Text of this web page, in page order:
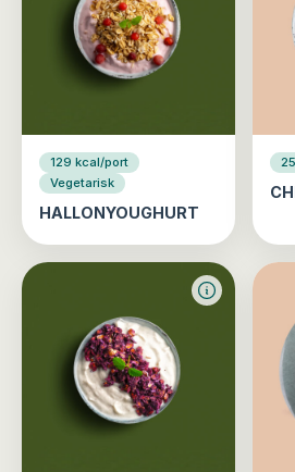
129 kcal/port
Vegetarisk
HALLONYOUGHURT